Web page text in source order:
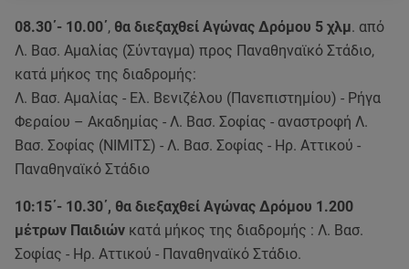
08.30΄- 10.00΄, θα διεξαχθεί Αγώνας Δρόμου 5 χλμ. από
Λ. Βασ. Αμαλίας (Σύνταγμα) προς Παναθηναϊκό Στάδιο,
κατά μήκος της διαδρομής:
Λ. Βασ. Αμαλίας - Ελ. Βενιζέλου (Πανεπιστημίου) - Ρήγα
Φεραίου – Ακαδημίας - Λ. Βασ. Σοφίας - αναστροφή Λ.
Βασ. Σοφίας (ΝΙΜΙΤΣ) - Λ. Βασ. Σοφίας - Ηρ. Αττικού -
Παναθηναϊκό Στάδιο
10:15΄- 10.30΄, θα διεξαχθεί Αγώνας Δρόμου 1.200
μέτρων Παιδιών κατά μήκος της διαδρομής : Λ. Βασ.
Σοφίας - Ηρ. Αττικού - Παναθηναϊκό Στάδιο.